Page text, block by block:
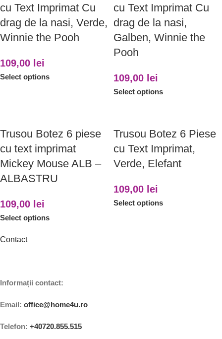
cu Text Imprimat Cu
drag de la nasi, Verde,
Winnie the Pooh
109,00 lei
Select options
cu Text Imprimat Cu
drag de la nasi,
Galben, Winnie the
Pooh
109,00 lei
Select options
Trusou Botez 6 piese
cu text imprimat
Mickey Mouse ALB –
ALBASTRU
109,00 lei
Select options
Trusou Botez 6 Piese
cu Text Imprimat,
Verde, Elefant
109,00 lei
Select options
Contact
Informații contact:
Email: office@home4u.ro
Telefon: +40720.855.515